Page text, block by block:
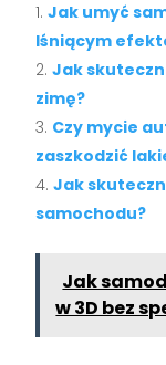
Jak umyć
lśniącym
Jak
zimę?
Czy mycie
zaszkodzić
Jak
samochodu?
Jak
w 3D bez